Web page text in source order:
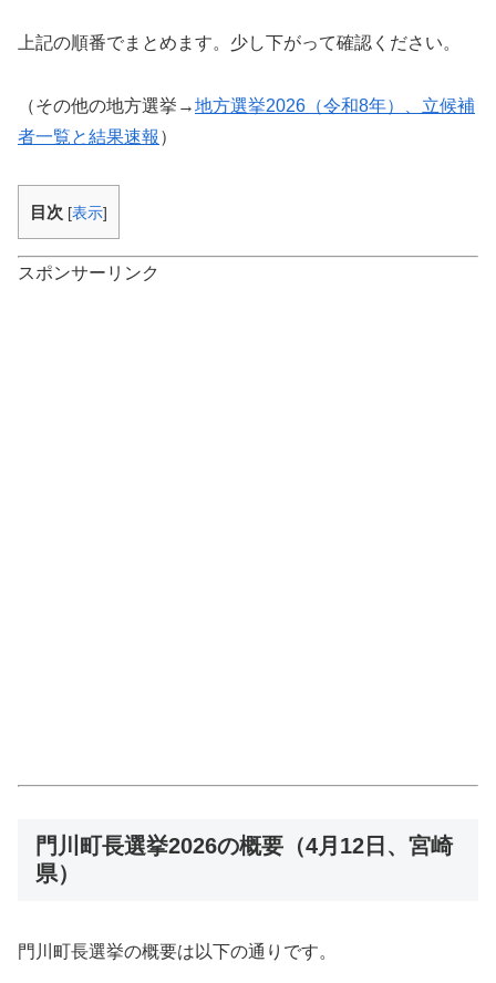
上記の順番でまとめます。少し下がって確認ください。
（その他の地方選挙→地方選挙2026（令和8年）、立候補
者一覧と結果速報 ）
目次 [表示]
スポンサーリンク
門川町長選挙2026の概要（4月12日、宮崎
県）
門川町長選挙の概要は以下の通りです。